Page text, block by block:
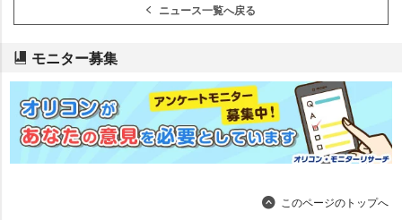
ニュース一覧へ戻る
モニター募集
このページのトップへ